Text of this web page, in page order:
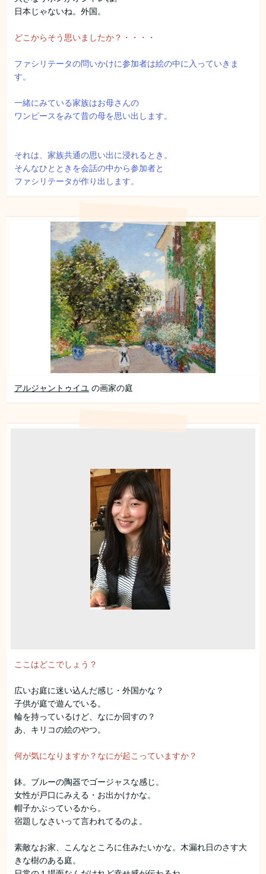
日本じゃないね。外国。
どこからそう思いましたか？・・・・
ファシリテータの問いかけに参加者は絵の中に入っていきま
す。
一緒にみている家族はお母さんの
ワンピースをみて昔の母を思い出します。
それは、家族共通の思い出に浸れるとき。
そんなひとときを会話の中から参加者と
ファシリテータが作り出します。
アルジャントゥイユ の画家の庭
ここはどこでしょう？
広いお庭に迷い込んだ感じ・外国かな？
子供が庭で遊んでいる。
輪を持っているけど、なにか回すの？
あ、キリコの絵のやつ。
何が気になりますか？なにが起こっていますか？
鉢。ブルーの陶器でゴージャスな感じ。
女性が戸口にみえる・お出かけかな。
帽子かぶっているから。
宿題しなさいって言われてるのよ。
素敵なお家、こんなところに住みたいかな。木漏れ日のさす大
きな樹のある庭。